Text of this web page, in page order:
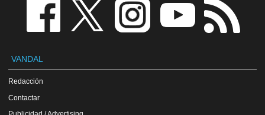
VANDAL
Redacción
Contactar